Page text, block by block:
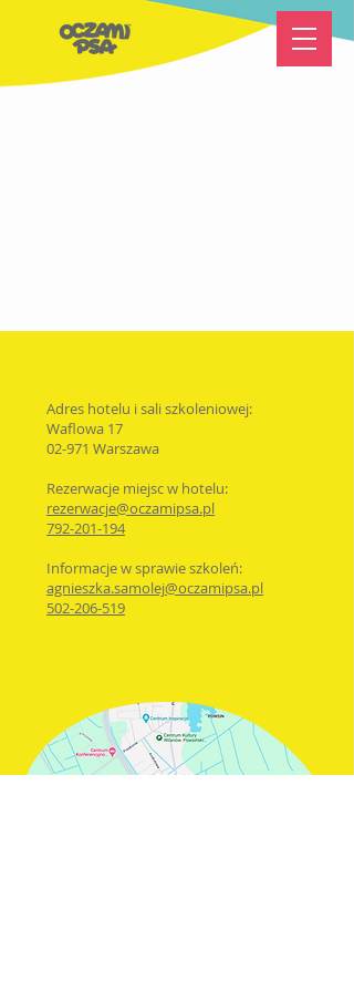
Adres hotelu i sali szkoleniowej:
Waflowa 17
02-971 Warszawa
Rezerwacje miejsc w hotelu:
rezerwacje@oczamipsa.pl
792-201-194
Informacje w sprawie szkoleń:
agnieszka.samolej@oczamipsa.pl
502-206-519